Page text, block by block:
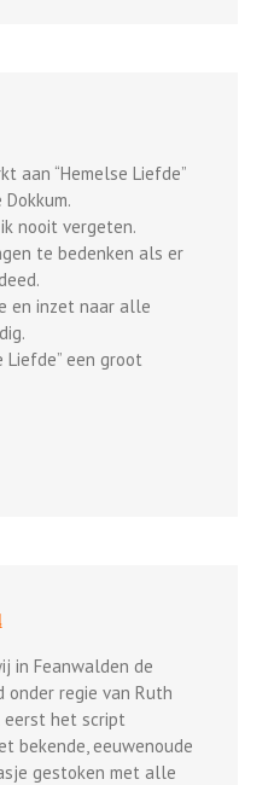
aan “Hemelse Liefde”
nooit vergeten.
te bedenken als er
en inzet naar alle
Liefde” een groot
in Feanwalden de
onder regie van Ruth
eerst het script
bekende, eeuwenoude
gestoken met alle